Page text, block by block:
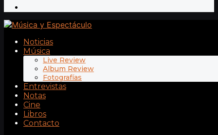
Noticias
Música
Live Review
Album Review
Fotografías
Entrevistas
Notas
Cine
Libros
Contacto